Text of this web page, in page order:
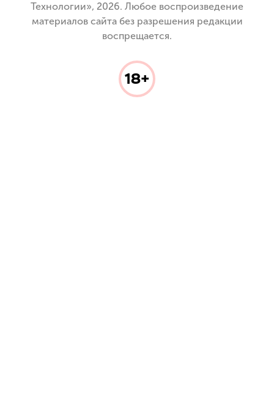
Технологии», 2026. Любое воспроизведение
материалов сайта без разрешения редакции
воспрещается.
18+